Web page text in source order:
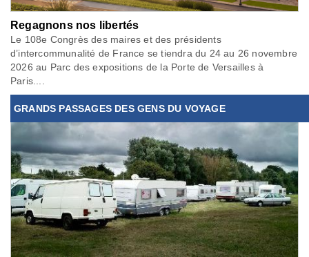
Regagnons nos libertés
Le 108e Congrès des maires et des présidents
d’intercommunalité de France se tiendra du 24 au 26 novembre
2026 au Parc des expositions de la Porte de Versailles à
Paris....
GRANDS PASSAGES DES GENS DU VOYAGE